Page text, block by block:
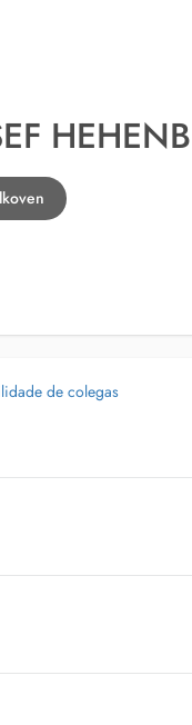
de colegas